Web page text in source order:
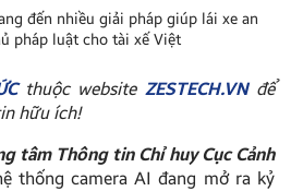
đến nhiều giải pháp giúp lái xe an
pháp luật cho tài xế Việt
thuộc website ZESTECH.VNđể
hữu ích!
tâm Thông tin Chỉ huy Cục Cảnh
thống camera AI đang mở ra kỷ